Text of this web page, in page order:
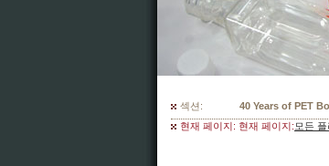
섹션:
300 Mould
현재 페이지: 현재 페이지: 모든